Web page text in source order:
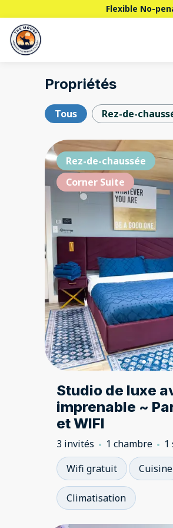
Flexible No-
Propriétés
Tous Rez-de-
Rez-de-chaussée
Corner Suite
Studio de luxe
imprenable ~
et WIFI
3 invités 1 chambre
1
Wifi gratuit
Cuisine
Climatisation